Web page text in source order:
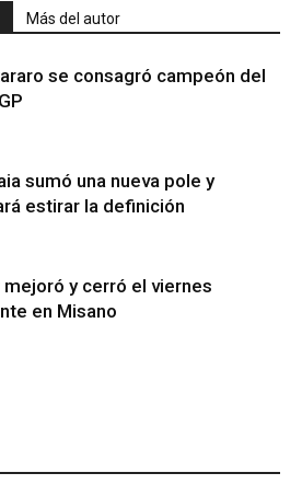
Más del autor
se consagró campeón del
sumó una nueva pole y
estirar la definición
mejoró y cerró el viernes
en Misano